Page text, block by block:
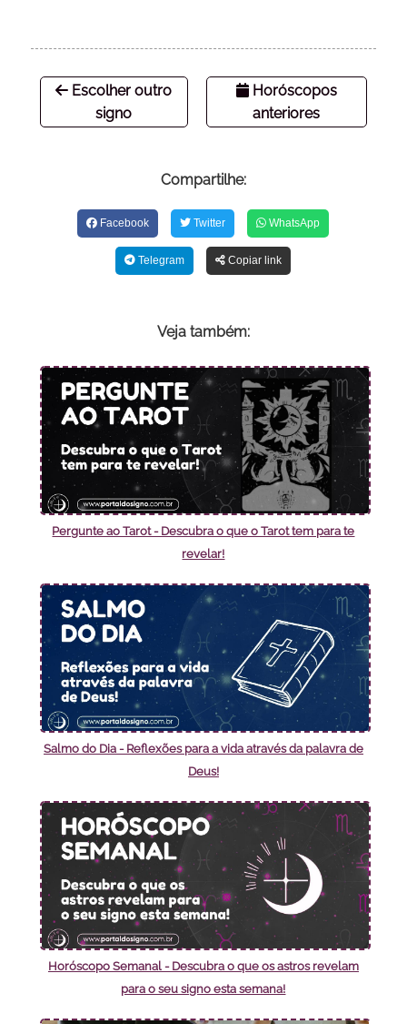
Escolher outro
signo
Horóscopos
anteriores
Compartilhe:
Facebook Twitter WhatsApp
Telegram Copiar link
Veja também:
Pergunte ao Tarot - Descubra o que o Tarot tem para te
revelar!
Salmo do Dia - Reflexões para a vida através da palavra de
Deus!
Horóscopo Semanal - Descubra o que os astros revelam
para o seu signo esta semana!